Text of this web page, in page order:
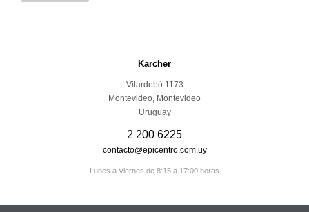
Karcher
Vilardebó 1173
Montevideo, Montevideo
Uruguay
2 200 6225
contacto@epicentro.com.uy
Lunes a Viernes de 8:15 a 17:00 horas